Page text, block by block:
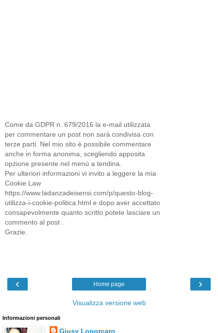
Come da GDPR n. 679/2016 la e-mail utilizzata
per commentare un post non sarà condivisa con
terze parti. Nel mio sito è possibile commentare
anche in forma anonima, scegliendo apposita
opzione presente nel menù a tendina.
Per ulteriori informazioni vi invito a leggere la mia
Cookie Law
https://www.ladanzadeisensi.com/p/questo-blog-
utilizza-i-cookie-politica.html e dopo aver accettato
consapevolmente quanto scritto potete lasciare un
commento al post .
Grazie.
‹ ›
Home page
Visualizza versione web
Informazioni personali
Giusy Loporcaro